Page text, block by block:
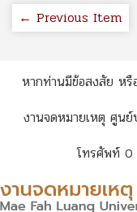
← Previous Item
หากท่านมีข้อสงสัย หรื
งานจดหมายเหตุ ศูน
โทรศัพท์